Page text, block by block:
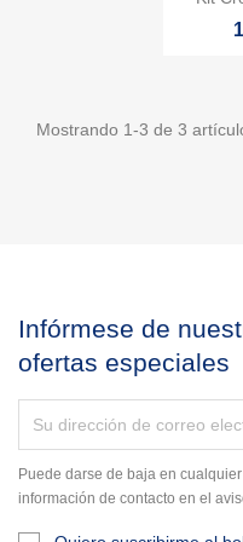
Mostrando 1-3 de 3
Infórmese de
ofertas especiales
Puede darse de baja en
información de contacto en el